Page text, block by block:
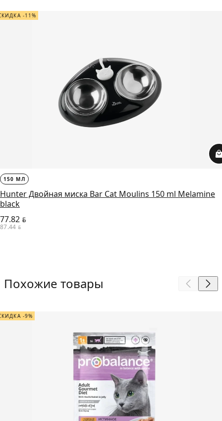
-11%
150 МЛ
Hunter Двойная миска Bar Cat Moulins 150 ml Melamine
black
77.82 BYN
87.44 BYN
Похожие товары
-9%